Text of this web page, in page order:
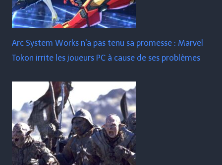
Arc System Works n'a pas tenu sa promesse : Marvel
Tokon irrite les joueurs PC à cause de ses problèmes